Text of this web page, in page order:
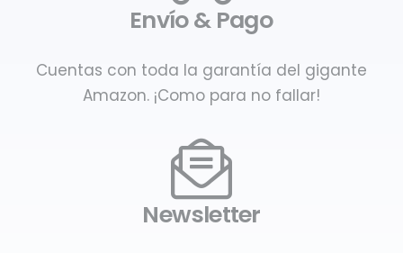
Envío & Pago
Cuentas con toda la garantía del gigante
Amazon. ¡Como para no fallar!
Newsletter